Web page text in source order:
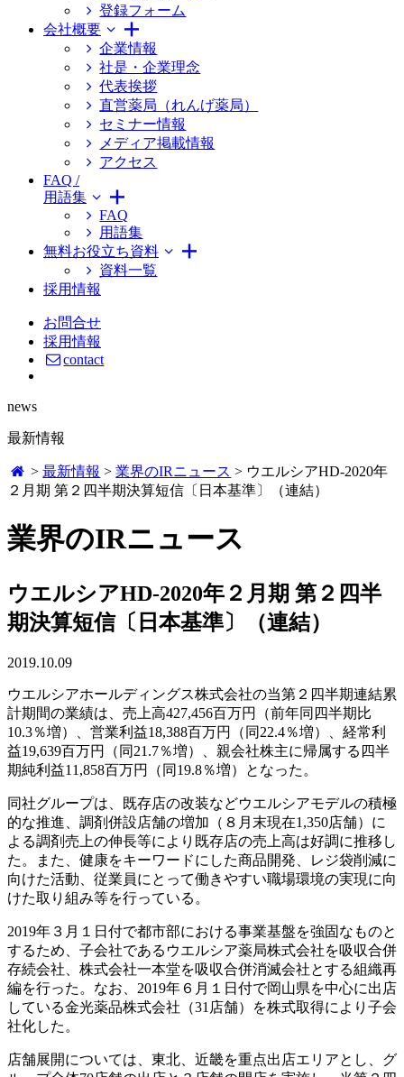
登録フォーム
会社概要
企業情報
社是・企業理念
代表挨拶
直営薬局（れんげ薬局）
セミナー情報
メディア掲載情報
アクセス
FAQ /
用語集
FAQ
用語集
無料お役立ち資料
資料一覧
採用情報
お問合せ
採用情報
contact
news
最新情報
>最新情報 >業界のIRニュース > ウエルシアHD-2020年
２月期 第２四半期決算短信〔日本基準〕（連結）
業界のIRニュース
ウエルシアHD-2020年２月期 第２四半
期決算短信〔日本基準〕（連結）
2019.10.09
ウエルシアホールディングス株式会社の当第２四半期連結累
計期間の業績は、売上高427,456百万円（前年同四半期比
10.3％増）、営業利益18,388百万円（同22.4％増）、経常利
益19,639百万円（同21.7％増）、親会社株主に帰属する四半
期純利益11,858百万円（同19.8％増）となった。
同社グループは、既存店の改装などウエルシアモデルの積極
的な推進、調剤併設店舗の増加（８月末現在1,350店舗）に
よる調剤売上の伸長等により既存店の売上高は好調に推移し
た。また、健康をキーワードにした商品開発、レジ袋削減に
向けた活動、従業員にとって働きやすい職場環境の実現に向
けた取り組み等を行っている。
2019年３月１日付で都市部における事業基盤を強固なものと
するため、子会社であるウエルシア薬局株式会社を吸収合併
存続会社、株式会社一本堂を吸収合併消滅会社とする組織再
編を行った。なお、2019年６月１日付で岡山県を中心に出店
している金光薬品株式会社（31店舗）を株式取得により子会
社化した。
店舗展開については、東北、近畿を重点出店エリアとし、グ